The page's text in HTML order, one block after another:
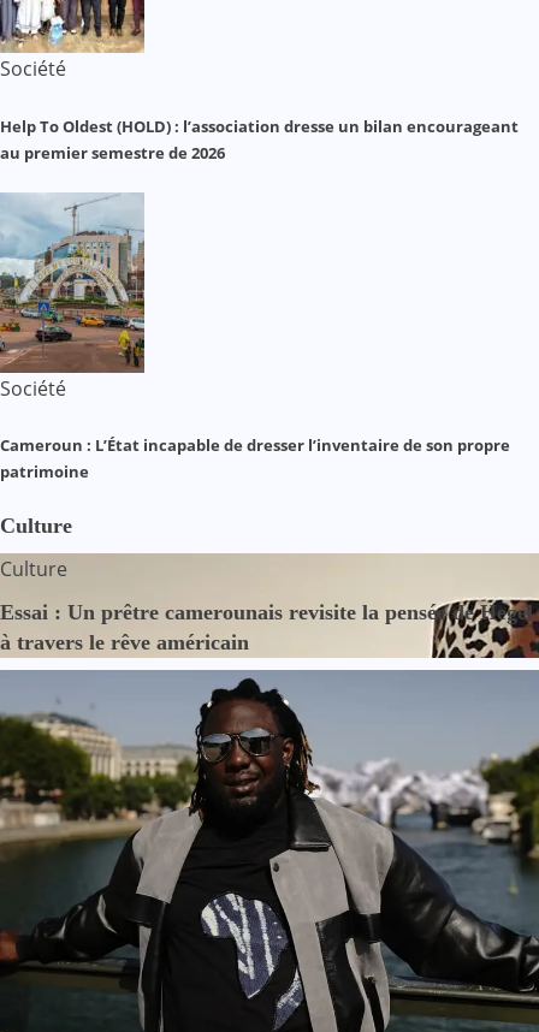
Société
Help To Oldest (HOLD) : l’association dresse un bilan encourageant
au premier semestre de 2026
Société
Cameroun : L’État incapable de dresser l’inventaire de son propre
patrimoine
Culture
Culture
Essai : Un prêtre camerounais revisite la pensée de Hegel
à travers le rêve américain